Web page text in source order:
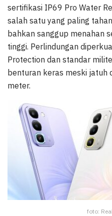
sertifikasi IP69 Pro Water
salah satu yang paling
bahkan sanggup menahan
tinggi. Perlindungan
Protection dan standar
benturan keras meski jatuh
meter.
foto: